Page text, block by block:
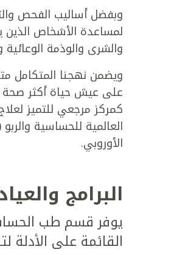
وبفضل أساليب الفحص
لمساعدة الأشخاص الذين
والشرى والوذمة
ويضمن نهجنا المتكامل
على عيش حياة أكثر صحة
كمركز مرجعي للتميز
الأوروبي.
البرامج
يوفر قسم طب
القائمة على الأدلة